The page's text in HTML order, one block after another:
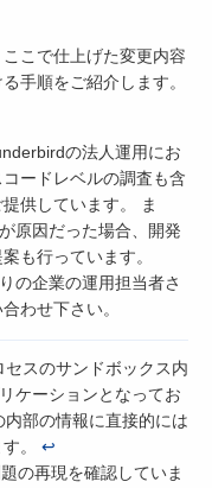
こで仕上げた変更内容
手順をご紹介します。
の法人運用にお
ードレベルの調査も含
供しています。 ま
原因だった場合、開発
も行っています。
の企業の運用担当者さ
わせ下さい。
スのサンドボックス内
ケーションとなってお
部の情報に直接的には
。 ↩
の再現を確認していま